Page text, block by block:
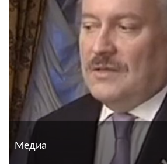
Медиа